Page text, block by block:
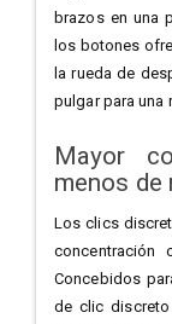
brazos en una
los botones
la rueda de
pulgar para una
Mayor
menos de
Los clics
concentración
Concebidos
de clic